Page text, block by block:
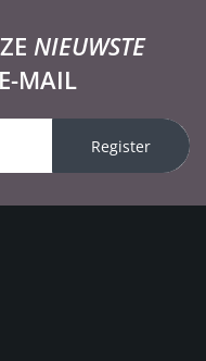
NIEUWSTE
MAIL
Register